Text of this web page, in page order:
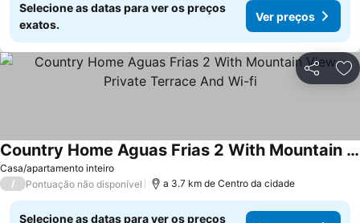
Selecione as datas para ver os preços
exatos.
Ver preços
Partilhar
Casa/apartamento inteiro
Country Home Aguas Frias 2 With Mountain View, Private Terrace And Wi-fi
Ver preços
/ Pontuação não disponível a 3.7 km de Centro da cidade
Selecione as datas para ver os preços